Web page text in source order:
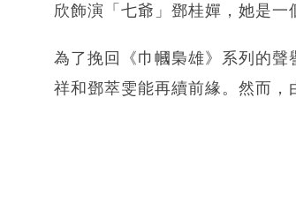
欣飾演「七爺」鄧桂嬋，她是一
為了挽回《巾幗梟雄》系列的
祥和鄧萃雯能再續前緣。然而，